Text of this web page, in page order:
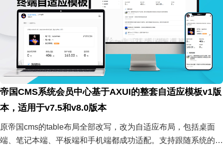
帝国CMS系统会员中心基于AXUI的整套自适应模板v1版
本，适用于v7.5和v8.0版本
原帝国cms的table布局全部改写，改为自适应布局，包括桌面
端、笔记本端、平板端和手机端都成功适配。支持跟随系统的暗